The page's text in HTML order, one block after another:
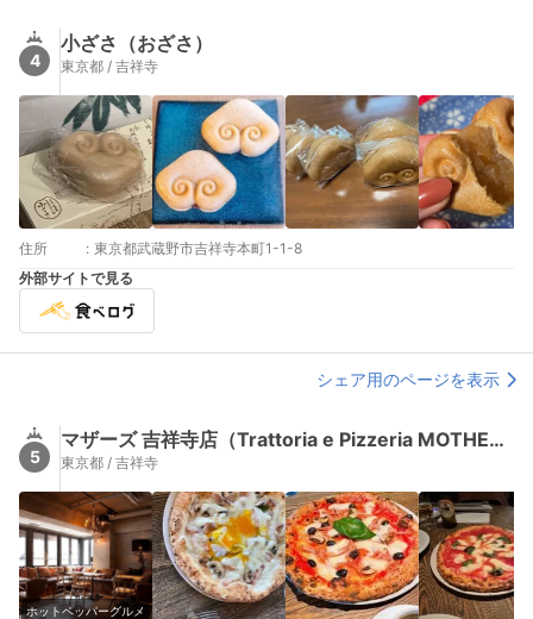
4
小ざさ（おざさ）
東京都 / 吉祥寺
住所 : 東京都武蔵野市吉祥寺本町1-1-8
外部サイトで見る
シェア用のページを表示
5
マザーズ 吉祥寺店（Trattoria e Pizzeria MOTHERS）
東京都 / 吉祥寺
ホットペッパーグルメ